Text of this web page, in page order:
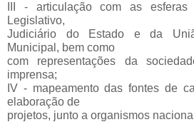
III - articulação com as esferas
Legislativo,
Judiciário do Estado e da
Municipal, bem como
com representações da
imprensa;
IV - mapeamento das fontes de
elaboração de
projetos, junto a organismos